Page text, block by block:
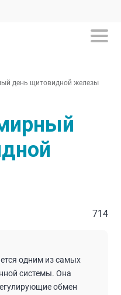
день щитовидной железы
714
одним из самых
системы. Она
обмен